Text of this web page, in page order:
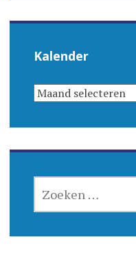
Kalender
KALENDER
NAAR: